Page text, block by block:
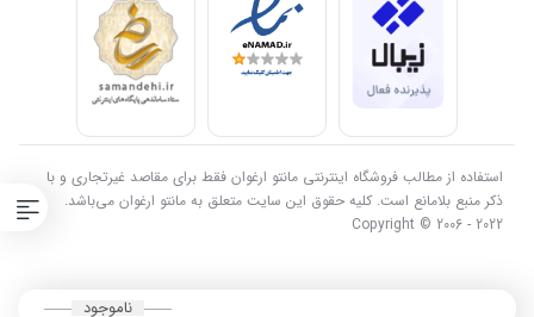
ناموجود
استفاده از مطالب فروشگاه اینترنتی مانتو ارغوان فقط برای مقاصد غیرتجاری و با
ذکر منبع بلامانع است. کلیه حقوق این سایت متعلق به مانتو ارغوان می‌باشد.
Copyright © 2006 - 2022